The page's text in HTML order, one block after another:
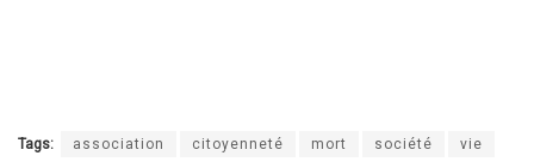
Tags: association citoyenneté mort société vie